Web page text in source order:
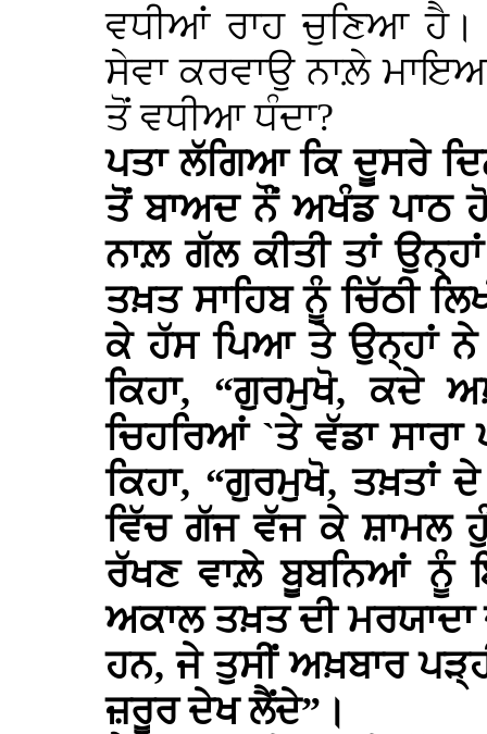
ਵਧੀਆਂ ਰਾਹ ਚੁਣਿਆ ਹੈ।
ਸੇਵਾ ਕਰਵਾਉ ਨਾਲ਼ੇ
ਤੋਂ ਵਧੀਆ ਧੰਦਾ?
ਪਤਾ ਲੱਗਿਆ ਕਿ ਦੂਸਰੇ
ਤੋਂ ਬਾਅਦ ਨੌਂ ਅਖੰਡ ਪਾਠ
ਨਾਲ਼ ਗੱਲ ਕੀਤੀ ਤਾਂ
ਤਖ਼ਤ ਸਾਹਿਬ ਨੂੰ ਚਿੱਠੀ
ਕੇ ਹੱਸ ਪਿਆ ਤੇ ਉਨ੍ਹਾਂ
ਕਿਹਾ, “ਗੁਰਮੁਖੋ, ਕਦੇ
ਚਿਹਰਿਆਂ `ਤੇ ਵੱਡਾ
ਕਿਹਾ, “ਗੁਰਮੁਖੋ, ਤਖ਼ਤਾਂ
ਵਿੱਚ ਗੱਜ ਵੱਜ ਕੇ ਸ਼ਾਮਲ
ਰੱਖਣ ਵਾਲ਼ੇ ਬੂਬਨਿਆਂ ਨੂੰ
ਅਕਾਲ ਤਖ਼ਤ ਦੀ
ਹਨ, ਜੇ ਤੁਸੀਂ ਅਖ਼ਬਾਰ
ਜ਼ਰੂਰ ਦੇਖ ਲੈਂਦੇ”।